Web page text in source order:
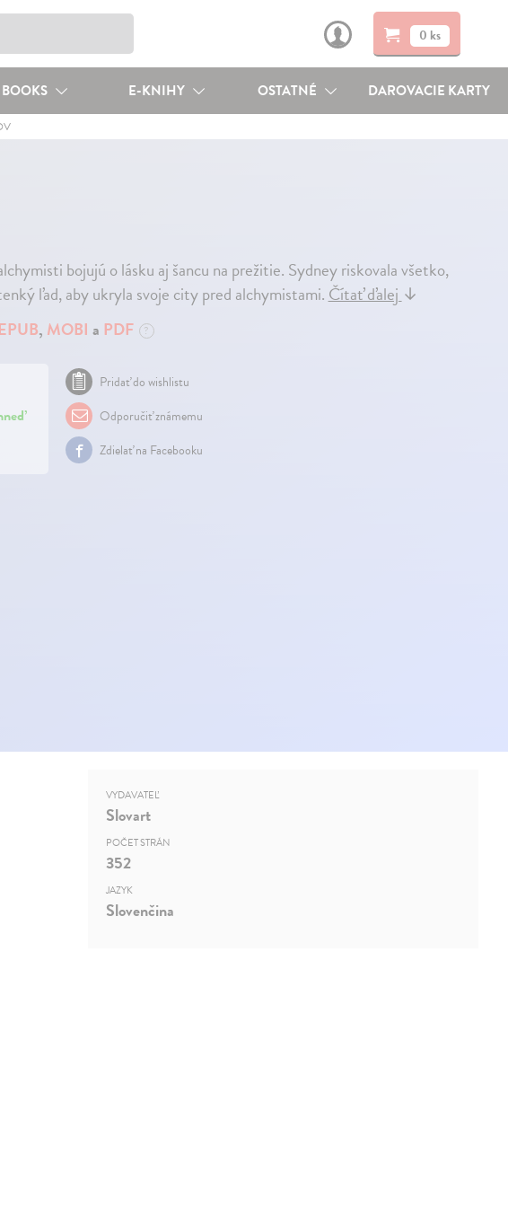
0 ks
BOOKS E-KNIHY OSTATNÉ DAROVACIE KARTY
bojujú o lásku aj šancu na prežitie. Sydney riskovala všetko,
ľad, aby ukryla svoje city pred alchymistami.Čítať ďalej↓
, MOBI a PDF ?
Pridať do wishlistu
Odporučiť známemu
Zdielať na Facebooku
VYDAVATEĽ
Slovart
POČET STRÁN
352
JAZYK
Slovenčina